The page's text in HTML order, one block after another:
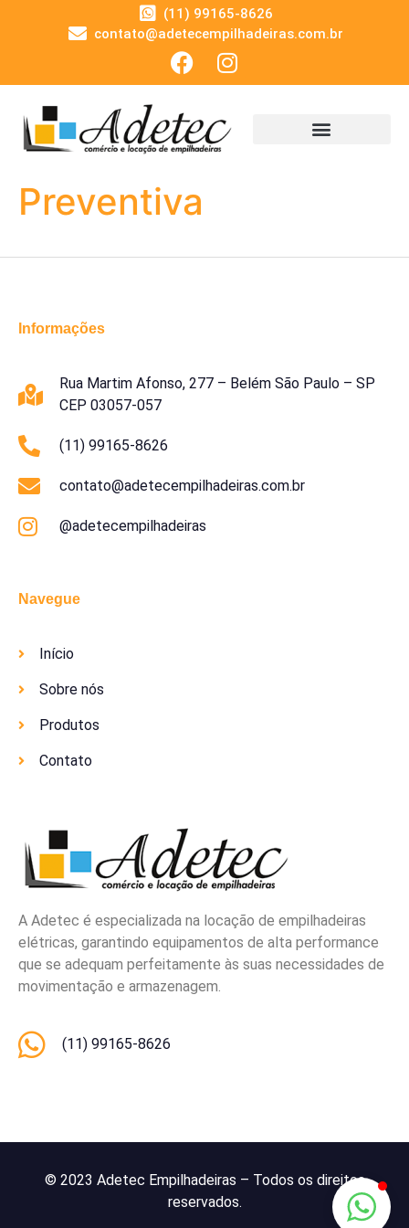
(11) 99165-8626
contato@adetecempilhadeiras.com.br
Preventiva
A Adetec é especializada na locação de empilhadeiras
elétricas, garantindo equipamentos de alta performance
que se adequam perfeitamente às suas necessidades de
movimentação e armazenagem.
(11) 99165-8626
Navegue
Início
Sobre nós
Produtos
Contato
Informações
Rua Martim Afonso, 277 – Belém São Paulo – SP
CEP 03057-057
(11) 99165-8626
contato@adetecempilhadeiras.com.br
@adetecempilhadeiras
© 2023 Adetec Empilhadeiras – Todos os direitos
reservados.